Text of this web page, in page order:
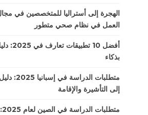
الهجرة إلى أستراليا للمتخصصين في
العمل في نظام صحي متطور
أفضل 10
بذكاء
متطلبات
إلى التأشيرة والإقامة